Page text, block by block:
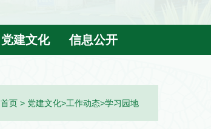
党建文化 信息公开
首页 > 党建文化>工作动态>学习园地